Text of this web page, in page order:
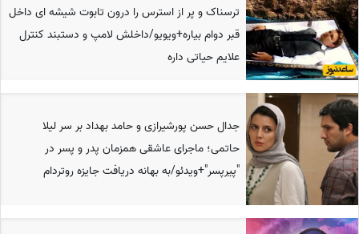
ترسناک و پر از استرس را درون تابوت شیشه ای داخل
قبر دوام بیاره+ویویو/داخلش لامپ و دستبند کنترل
علایم حیاتی داره
جدال حسن پورشیرازی و حامد بهداد بر سر لیلا
حاتمی؛ ماجرای عاشقی همزمان پدر و پسر در
"پیرپسر"+ویدئو/به بهانه دریافت جایزه روتردام